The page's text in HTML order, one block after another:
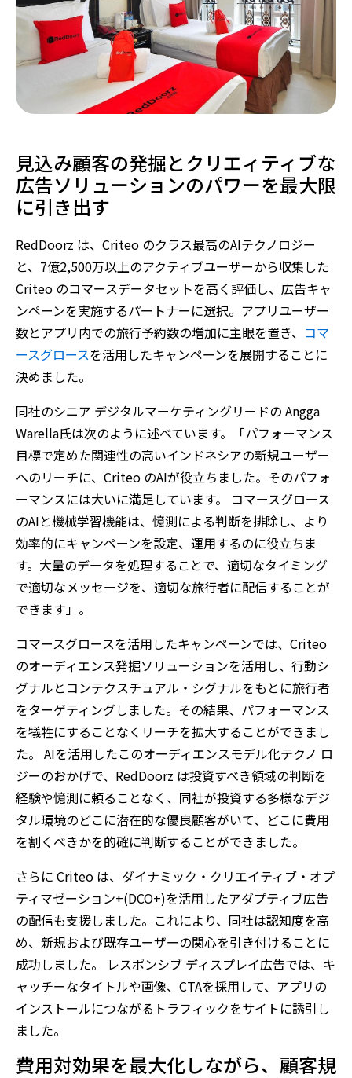
見込み顧客の発掘とクリエィティブな
広告ソリューションのパワーを最大限
に引き出す
RedDoorz は、Criteo のクラス最高のAIテクノロジー
と、7億2,500万以上のアクティブユーザーから収集した
Criteo のコマースデータセットを高く評価し、広告キャ
ンペーンを実施するパートナーに選択。アプリユーザー
数とアプリ内での旅行予約数の増加に主眼を置き、 コマ
ースグロースを活用したキャンペーンを展開することに
決めました。
同社のシニア デジタルマーケティングリードの Angga
Warella氏は次のように述べています。「パフォーマンス
目標で定めた関連性の高いインドネシアの新規ユーザー
へのリーチに、Criteo のAIが役立ちました。そのパフォ
ーマンスには大いに満足しています。 コマースグロース
のAIと機械学習機能は、憶測による判断を排除し、より
効率的にキャンペーンを設定、運用するのに役立ちま
す。大量のデータを処理することで、適切なタイミング
で適切なメッセージを、適切な旅行者に配信することが
できます」。
コマースグロースを活用したキャンペーンでは、Criteo
のオーディエンス発掘ソリューションを活用し、行動シ
グナルとコンテクスチュアル・シグナルをもとに旅行者
をターゲティングしました。その結果、パフォーマンス
を犠牲にすることなくリーチを拡大することができまし
た。 AIを活用したこのオーディエンスモデル化テクノ ロ
ジーのおかげで、RedDoorz は投資すべき領域の判断を
経験や憶測に頼ることなく、同社が投資する多様なデジ
タル環境のどこに潜在的な優良顧客がいて、どこに費用
を割くべきかを的確に判断することができました。
さらに Criteo は、ダイナミック・クリエイティブ・オプ
ティマゼーション+(DCO+)を活用したアダプティブ広告
の配信も支援しました。これにより、同社は認知度を高
め、新規および既存ユーザーの関心を引き付けることに
成功しました。 レスポンシブ ディスプレイ広告では、キ
ャッチーなタイトルや画像、CTAを採用して、アプリの
インストールにつながるトラフィックをサイトに誘引し
ました。
費用対効果を最大化しながら、顧客規